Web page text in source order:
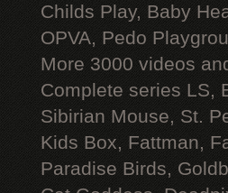
Childs Play, Baby
OPVA, Pedo
More 3000 videos
Complete series LS,
Sibirian Mouse, St.
Kids Box, Fattman,
Paradise Birds,